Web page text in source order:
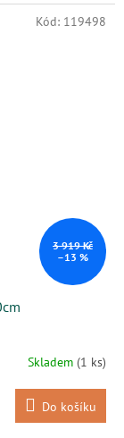
3 919 Kč
–13 %
Skladem (1 ks)
Do košíku
Kód: 119498